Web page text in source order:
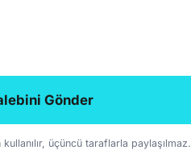
Gönder
üçüncü taraflarla paylaşılmaz.